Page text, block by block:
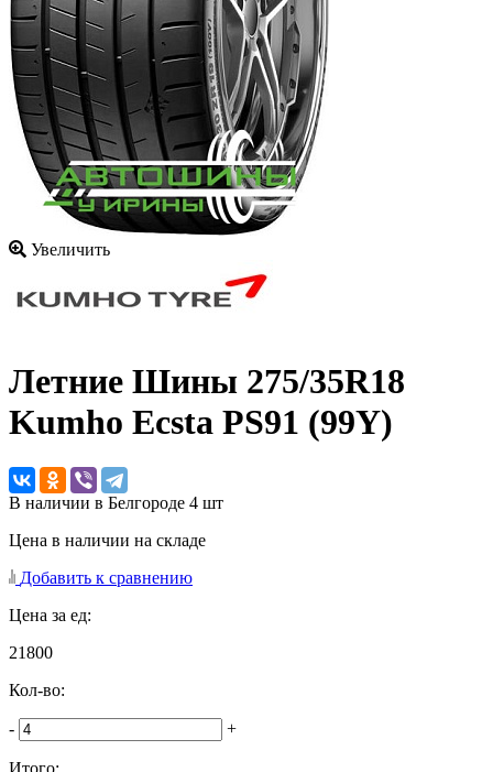
Увеличить
Летние Шины 275/35R18
Kumho Ecsta PS91 (99Y)
В наличии в Белгороде 4 шт
Цена в наличии на складе
Добавить к сравнению
Цена за ед:
21800
Кол-во:
- +
Итого: